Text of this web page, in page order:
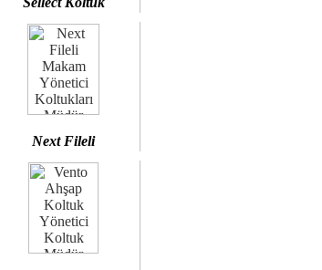
Next Fileli